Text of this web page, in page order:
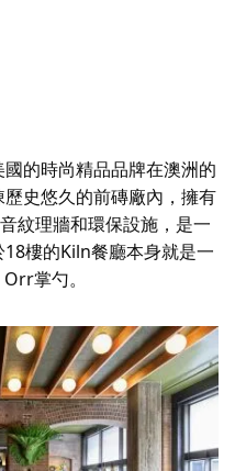
的時尚精品品牌在澳洲的
史悠久的前磚廠內，擁有
紋理牆和環保設施，是一
樓的Kiln餐廳本身就是一
掌勺。